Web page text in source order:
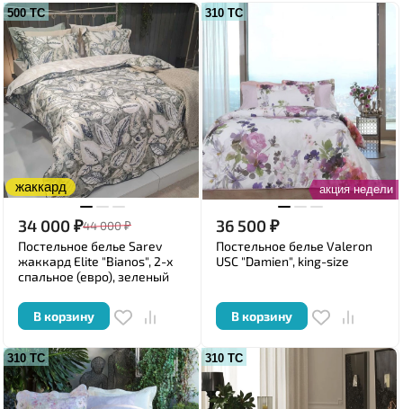
500 ТС
жаккард
34 000₽44 000₽
Постельное белье Sarev
жаккард Elite "Bianos", 2-х
спальное (евро), зеленый
В корзину
акция недели
310 ТС
36 500₽
Постельное белье Valeron
USC "Damien", king-size
В корзину
310 ТС 310 ТС